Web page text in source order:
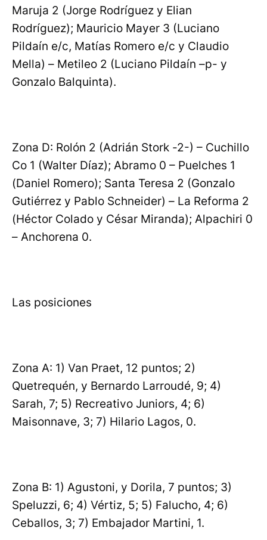
Maruja 2 (Jorge Rodríguez y Elian
Rodríguez); Mauricio Mayer 3 (Luciano
Pildaín e/c, Matías Romero e/c y Claudio
Mella) – Metileo 2 (Luciano Pildaín –p- y
Gonzalo Balquinta).
Zona D: Rolón 2 (Adrián Stork -2-) – Cuchillo
Co 1 (Walter Díaz); Abramo 0 – Puelches 1
(Daniel Romero); Santa Teresa 2 (Gonzalo
Gutiérrez y Pablo Schneider) – La Reforma 2
(Héctor Colado y César Miranda); Alpachiri 0
– Anchorena 0.
Las posiciones
Zona A: 1) Van Praet, 12 puntos; 2)
Quetrequén, y Bernardo Larroudé, 9; 4)
Sarah, 7; 5) Recreativo Juniors, 4; 6)
Maisonnave, 3; 7) Hilario Lagos, 0.
Zona B: 1) Agustoni, y Dorila, 7 puntos; 3)
Speluzzi, 6; 4) Vértiz, 5; 5) Falucho, 4; 6)
Ceballos, 3; 7) Embajador Martini, 1.